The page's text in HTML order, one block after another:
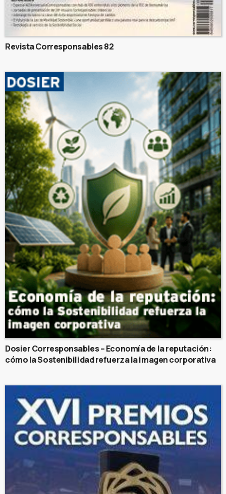
Revista Corresponsables 82
Dosier Corresponsables – Economía de la reputación:
cómo la Sostenibilidad refuerza la imagen corporativa